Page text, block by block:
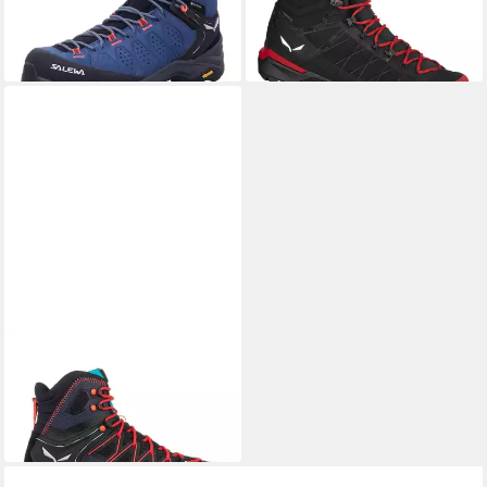
+1
-26%
Mid GTX Wanderstiefel
ab 157,95 € UVP
-21%